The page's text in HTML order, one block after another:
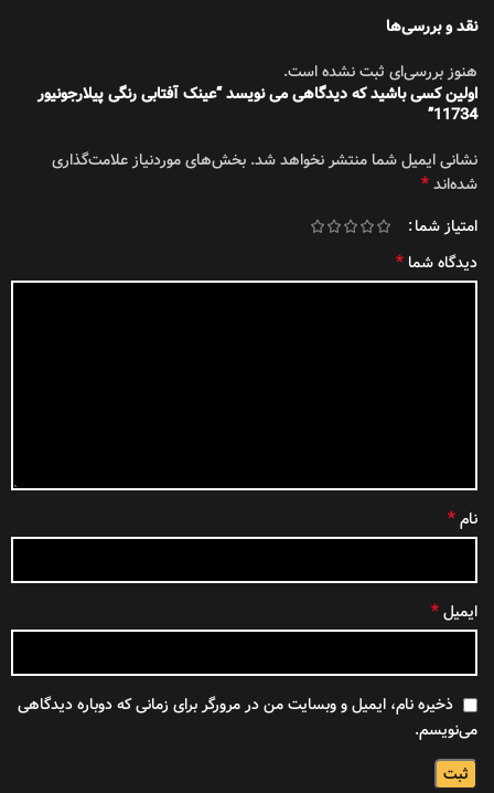
نقد و بررسی‌ها
هنوز بررسی‌ای ثبت نشده است.
اولین کسی باشید که دیدگاهی می نویسد “عینک آفتابی رنگی پیلارجونیور
11734”
نشانی ایمیل شما منتشر نخواهد شد. بخش‌های موردنیاز علامت‌گذاری
شده‌اند*
امتیاز شما
دیدگاه شما *
نام*
ایمیل*
ذخیره نام، ایمیل و وبسایت من در مرورگر برای زمانی که دوباره دیدگاهی
می‌نویسم.